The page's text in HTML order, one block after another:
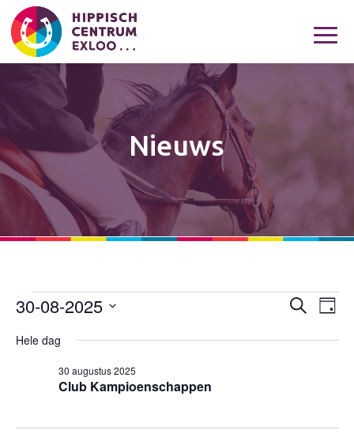
Nieuws
Evenementen
in
augustus
Zoeken
Dag
30-08-2025
Hele dag
Club Kampioenschappen
30 augustus 2025